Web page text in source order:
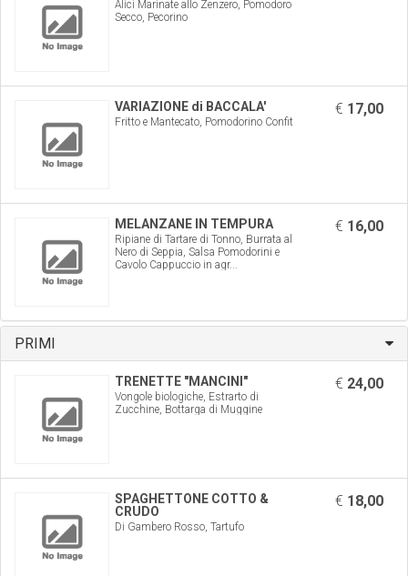
Alici Marinate allo Zenzero, Pomodoro
Secco, Pecorino
VARIAZIONE di BACCALA'
Fritto e Mantecato, Pomodorino Confit
€ 17,00
MELANZANE IN TEMPURA
Ripiane di Tartare di Tonno, Burrata al
Nero di Seppia, Salsa Pomodorini e
Cavolo Cappuccio in agr...
€ 16,00
PRIMI
TRENETTE "MANCINI"
Vongole biologiche, Estrarto di
Zucchine, Bottarga di Muggine
€ 24,00
SPAGHETTONE COTTO &
CRUDO
Di Gambero Rosso, Tartufo
€ 18,00